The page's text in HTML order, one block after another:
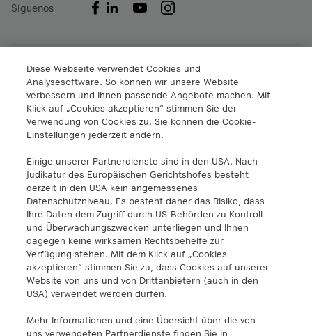
Síguenos
A1 Digital International GmbH & Co KG
Lassallestrasse 9
A-1020 Viena, Austria
+43 5 06640
info@a1.digital
A1 Digital Spain S.L.
Calle Federico Salmón 13
28016 Madrid, España
info@a1.digital
A1 Digital Deutschland GmbH
Kustermannpark
Rosenheimer Strasse 116
D-81669 Múnich, Alemania
Diese Webseite verwendet Cookies und
Analysesoftware. So können wir unsere Website
verbessern und Ihnen passende Angebote machen. Mit
Klick auf „Cookies akzeptieren“ stimmen Sie der
Verwendung von Cookies zu. Sie können die Cookie-
Einstellungen jederzeit ändern.
Einige unserer Partnerdienste sind in den USA. Nach
Judikatur des Europäischen Gerichtshofes besteht
derzeit in den USA kein angemessenes
Datenschutzniveau. Es besteht daher das Risiko, dass
Ihre Daten dem Zugriff durch US-Behörden zu Kontroll-
und Überwachungszwecken unterliegen und Ihnen
dagegen keine wirksamen Rechtsbehelfe zur
Verfügung stehen. Mit dem Klick auf „Cookies
akzeptieren“ stimmen Sie zu, dass Cookies auf unserer
Website von uns und von Drittanbietern (auch in den
USA) verwendet werden dürfen.
Mehr Informationen und eine Übersicht über die von
uns verwendeten Partnerdienste finden Sie in